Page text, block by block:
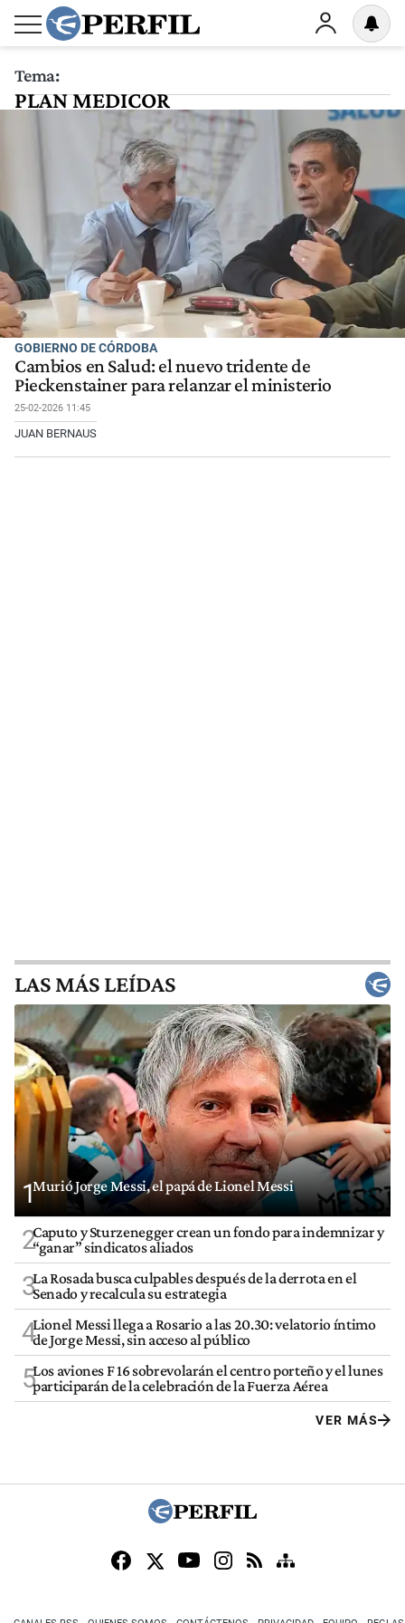
Tema:
PLAN MEDICOR
GOBIERNO DE CÓRDOBA
Cambios en Salud: el nuevo tridente de
Pieckenstainer para relanzar el ministerio
25-02-2026 11:45
JUAN BERNAUS
LAS MÁS LEÍDAS
1Murió Jorge Messi, el papá de Lionel Messi
2Caputo y Sturzenegger crean un fondo para indemnizar y
“ganar” sindicatos aliados
3La Rosada busca culpables después de la derrota en el
Senado y recalcula su estrategia
4Lionel Messi llega a Rosario a las 20.30: velatorio íntimo
de Jorge Messi, sin acceso al público
5Los aviones F 16 sobrevolarán el centro porteño y el lunes
participarán de la celebración de la Fuerza Aérea
VER MÁS